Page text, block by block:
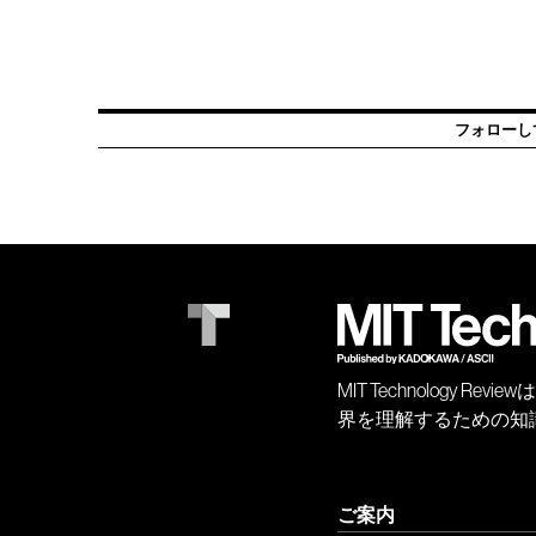
フォロー
MIT Technology
界を理解するための知
ご案内